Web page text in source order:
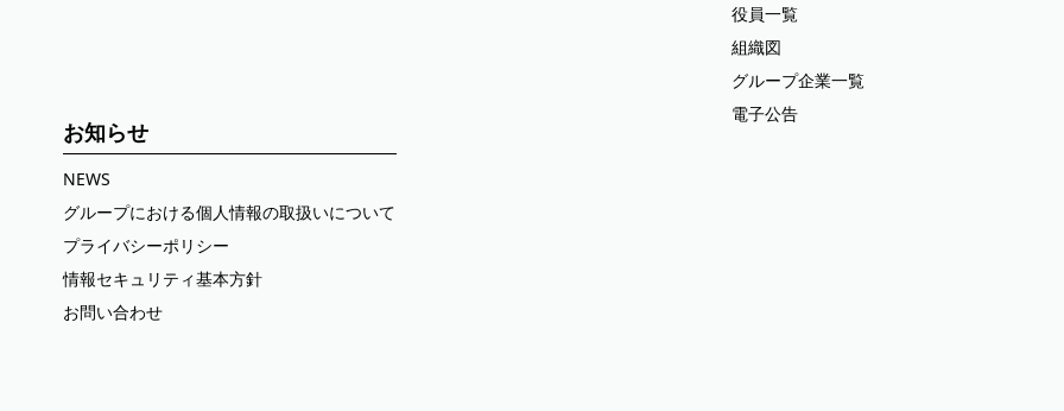
役員一覧
組織図
グループ企業一覧
電子公告
お知らせ
NEWS
グループにおける個人情報の取扱いについて
プライバシーポリシー
情報セキュリティ基本方針
お問い合わせ